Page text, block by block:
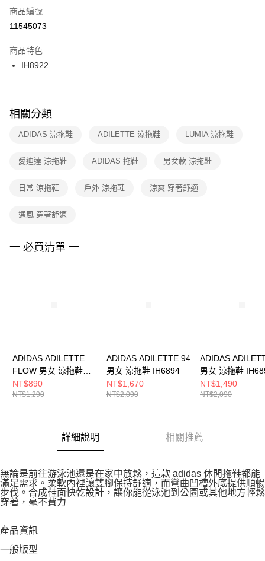
【「AFTEE先享後付」結帳流程】
１．於結帳方式選擇「AFTEE先享後付」後，將跳轉至「AFTEE先享後付」
２．訂單成立數日內，您將收到繳費通知簡訊。
３．收到繳費通知簡訊後14天內，點擊此簡訊中的連結，可透過四大超商／
ATM／網路銀行／等多元方式進行付款，方視為交易完成。
※ 交易是否成功請以「AFTEE先享後付 」之結帳頁面顯示為準，若有關於
是否繳費成功／繳費後需取消欲退款等相關疑問，請聯繫「AFTEE先享後付
客戶支援中心」https://netprotections.freshdesk.com/support/home
１．透過由恩沛科技股份有限公司提供之「AFTEE先享後付」服務完成之交
權轉讓予恩沛科技股份有限公司。
３．未成年的使用者請事先徵得法定代理人或監護人之同意方可使用
４．使用「AFTEE先享後付」時，將依據個別帳號之用戶狀況，依本公司即
宅配
每筆NT$100，滿NT$1,500(含以上)免運費
付款後門市自取
每筆NT$100，滿NT$1,500(含以上)免運費
商品編號
11545073
商品特色
IH8922
相關分類
ADIDAS 涼拖鞋 ADILETTE 涼拖鞋 LUMIA 涼拖鞋
愛迪達 涼拖鞋 ADIDAS 拖鞋 男女款 涼拖鞋
日常 涼拖鞋 戶外 涼拖鞋 涼爽 穿著舒適
通風 穿著舒適
一 必買清單 一
ADIDAS ADILETTE
FLOW 男女 涼拖鞋
JS3575
NT$890
NT$1,290
ADIDAS ADILETTE 94
男女 涼拖鞋 IH6894
NT$1,670
NT$2,090
ADIDAS
男女 涼拖鞋
NT$1,490
NT$2,090
詳細說明 相關推薦
無論是前往游泳池還是在家中放鬆，這款 adidas 休閒拖鞋都能
滿足需求。柔軟內裡讓雙腳保持舒適，而彎曲凹槽外底提供順暢
步伐。合成鞋面快乾設計，讓你能從泳池到公園或其他地方輕鬆
穿著，毫不費力
產品資訊
一般版型